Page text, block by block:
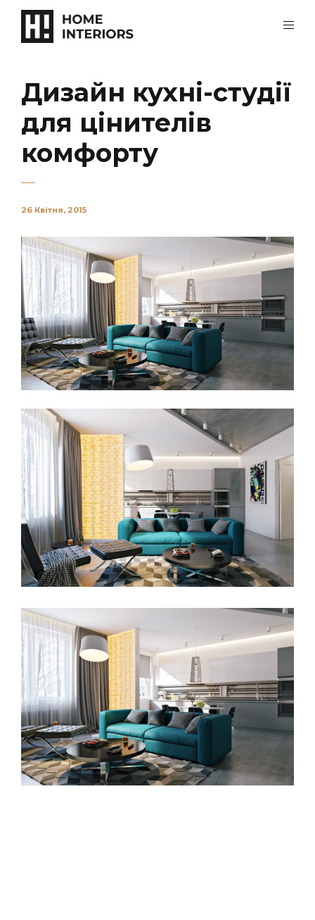
Дизайн кухні-студії
для цінителів
комфорту
26 Квітня, 2015